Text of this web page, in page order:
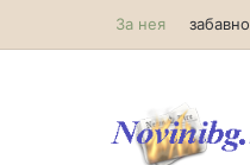
За нея забавно